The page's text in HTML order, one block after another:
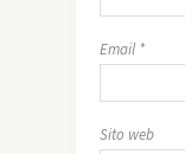
Email *
Sito web